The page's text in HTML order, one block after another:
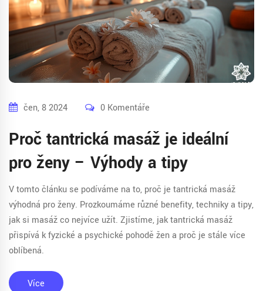
čen, 8 2024 0 Komentáře
Proč tantrická masáž je ideální
pro ženy – Výhody a tipy
V tomto článku se podíváme na to, proč je tantrická masáž
výhodná pro ženy. Prozkoumáme různé benefity, techniky a tipy,
jak si masáž co nejvíce užít. Zjistíme, jak tantrická masáž
přispívá k fyzické a psychické pohodě žen a proč je stále více
oblíbená.
Více